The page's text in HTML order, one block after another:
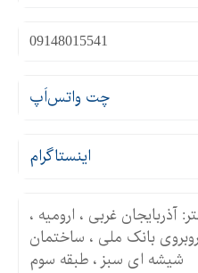
09148015541
چت واتس‌اَپ
اینستاگرام
آذربایجان غربی ، ارومیه ،
1 ، روبروی بانک ملی ، ساختمان
شیشه ای سبز ، طبقه سوم